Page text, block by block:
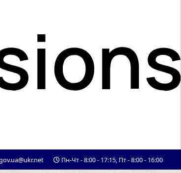
Пн-Чт - 8:00 - 17:15, Пт - 8:00 - 16:00